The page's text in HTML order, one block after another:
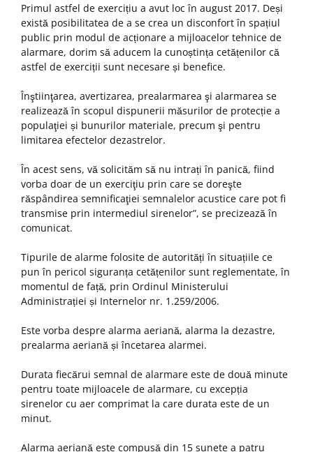
Primul astfel de exercițiu a avut loc în august 2017. Deși
există posibilitatea de a se crea un disconfort în spațiul
public prin modul de acționare a mijloacelor tehnice de
alarmare, dorim să aducem la cunoștința cetățenilor că
astfel de exerciții sunt necesare și benefice.
Înştiinţarea, avertizarea, prealarmarea şi alarmarea se
realizează în scopul dispunerii măsurilor de protecție a
populaţiei și bunurilor materiale, precum şi pentru
limitarea efectelor dezastrelor.
În acest sens, vă solicităm să nu intrați în panică, fiind
vorba doar de un exerciţiu prin care se doreşte
răspândirea semnificaţiei semnalelor acustice care pot fi
transmise prin intermediul sirenelor”, se precizează în
comunicat.
Tipurile de alarme folosite de autorități în situațiile ce
pun în pericol siguranța cetățenilor sunt reglementate, în
momentul de față, prin Ordinul Ministerului
Administrației și Internelor nr. 1.259/2006.
Este vorba despre alarma aeriană, alarma la dezastre,
prealarma aeriană și încetarea alarmei.
Durata fiecărui semnal de alarmare este de două minute
pentru toate mijloacele de alarmare, cu excepția
sirenelor cu aer comprimat la care durata este de un
minut.
Alarma aeriană este compusă din 15 sunete a patru